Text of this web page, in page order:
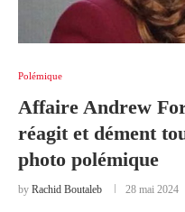
Polémique
Affaire Andrew
réagit et dément
photo polémique
by Rachid Boutaleb 28 mai 2024